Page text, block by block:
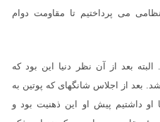
می پرداختیم تا مقاومت دوام
11 سپتمبر آمد. البته بعد از آن نظر دنیا این بود که
بعد از اجلاس شانگهای که پوتین به
او داشتیم پیش او این ذهنیت بود و